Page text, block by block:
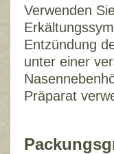
Verwenden
Entzündung
unter einer
Präparat